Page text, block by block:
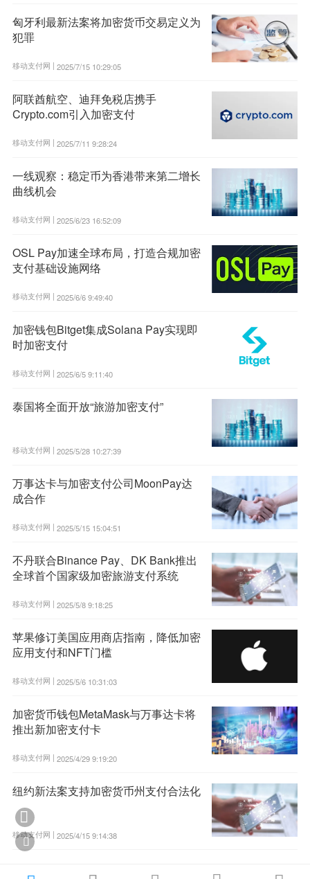
匈牙利最新法案将加密货币交易定义为
犯罪
移动支付网 | 2025/7/15 10:29:05
阿联酋航空、迪拜免税店携手
Crypto.com引入加密支付
移动支付网 | 2025/7/11 9:28:24
一线观察：稳定币为香港带来第二增长
曲线机会
移动支付网 | 2025/6/23 16:52:09
OSL Pay加速全球布局，打造合规加密
支付基础设施网络
移动支付网 | 2025/6/6 9:49:40
加密钱包Bitget集成Solana Pay实现即
时加密支付
移动支付网 | 2025/6/5 9:11:40
泰国将全面开放“旅游加密支付”
移动支付网 | 2025/5/28 10:27:39
万事达卡与加密支付公司MoonPay达
成合作
移动支付网 | 2025/5/15 15:04:51
不丹联合Binance Pay、DK Bank推出
全球首个国家级加密旅游支付系统
移动支付网 | 2025/5/8 9:18:25
苹果修订美国应用商店指南，降低加密
应用支付和NFT门槛
移动支付网 | 2025/5/6 10:31:03
加密货币钱包MetaMask与万事达卡将
推出新加密支付卡
移动支付网 | 2025/4/29 9:19:20
纽约新法案支持加密货币州支付合法化
移动支付网 | 2025/4/15 9:14:38

